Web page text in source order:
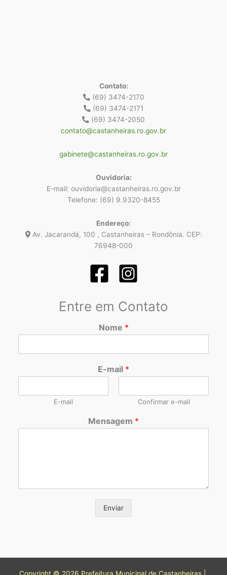
Contato:
(69) 3474-2170
(69) 3474-2171
(69) 3474-2050
contato@castanheiras.ro.gov.br
gabinete@castanheiras.ro.gov.br
Ouvidoria:
E-mail: ouvidoria@castanheiras.ro.gov.br
Telefone: (69) 9.9320-8455
Endereço:
Av. Jacarandá, 100 , Castanheiras – Rondônia. CEP:
76948-000
Entre em Contato
Nome *
E-mail *
E-mail Confirmar e-mail
Mensagem *
Enviar
Copyright © 2026 Prefeitura Municipal de Castanheiras |